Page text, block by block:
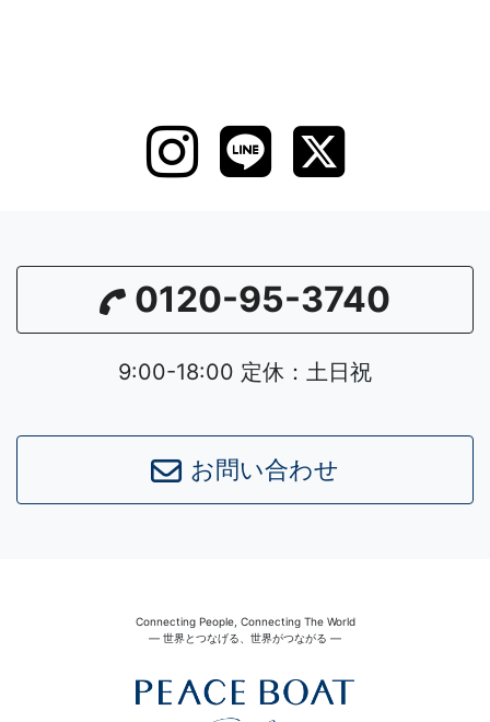
0120-95-3740
9:00-18:00 定休：土日祝
お問い合わせ
Connecting People, Connecting The World
― 世界とつなげる、世界がつながる ―